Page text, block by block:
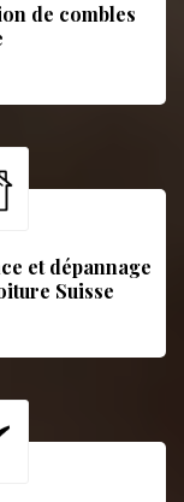
de combles
et dépannage
Suisse